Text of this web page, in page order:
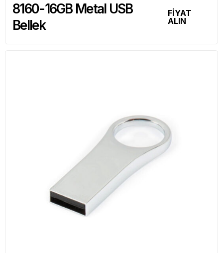
8160-16GB Metal USB
Bellek
FİYAT
ALIN